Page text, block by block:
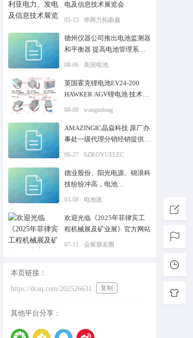
电及信息技术展览会
03-13 华商力拓曲鑫
德州仪器公司推出电池监测器
和平衡器 提高电池管理系统
性能
08-06 美国电池
英国霍克锂电池EV24-200
HAWKER AGV锂电池 技术规
格参数
08-08 wangzelong
AMAZINGIC晶焱科技 原厂办
事处一级代理分销经销提供方
案设计
06-27 SZKOYUELEC
德业股份、阳光电源、锦浪科
技纷纷冲高，电池
ETF(561910)涨1.17%
03-08 电池迷
欢迎光临《2025年菲律宾工
程机械展及矿业展》官方网站
07-11 会展朋友圈
本页链接：
https://dcsq.com/202526631 复制
其他平台分享：